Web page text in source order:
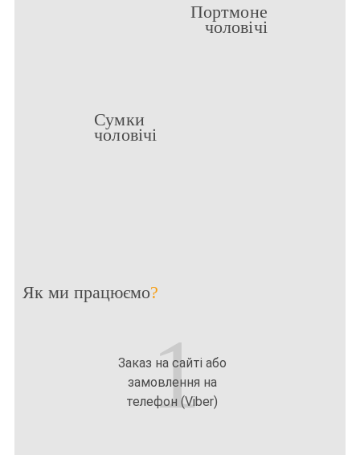
Портмоне
чоловічі
Сумки
чоловічі
Як ми працюємо?
1
Заказ на сайті або
замовлення на
телефон (Viber)